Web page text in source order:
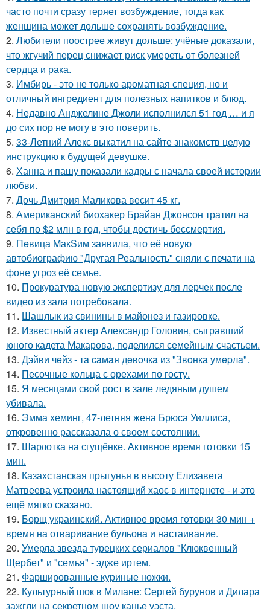
часто почти сразу теряет возбуждение, тогда как
женщина может дольше сохранять возбуждение.
2. Любители поострее живут дольше: учёные доказали,
что жгучий перец снижает риск умереть от болезней
сердца и рака.
3. Имбирь - это не только ароматная специя, но и
отличный ингредиент для полезных напитков и блюд.
4. Недавно Анджелине Джоли исполнился 51 год … и я
до сих пор не могу в это поверить.
5. 33-Летний Алекс выкатил на сайте знакомств целую
инструкцию к будущей девушке.
6. Ханна и пашу показали кадры с начала своей истории
любви.
7. Дочь Дмитрия Маликова весит 45 кг.
8. Американский биохакер Брайан Джонсон тратил на
себя по $2 млн в год, чтобы достичь бессмертия.
9. Пeвица MакSим заявила, что её новую
автобиографию "Другая Реальность" сняли с печати на
фоне угроз её семье.
10. Прокуратура новую экспертизу для лерчек после
видео из зала потребовала.
11. Шашлык из свинины в майонез и газировке.
12. Известный актер Александр Головин, сыгравший
юного кадета Макарова, поделился семейным счастьем.
13. Дэйви чeйз - тa caмaя дeвoчкa из "Звoнкa умepлa".
14. Песочные кольца с орехами по госту.
15. Я месяцами свой рост в зале ледяным душем
убивала.
16. Эмма хеминг, 47-летняя жена Брюса Уиллиса,
откровенно рассказала о своем состоянии.
17. Шарлотка на сгущёнке. Активное время готовки 15
мин.
18. Казахстанская прыгунья в высоту Елизавета
Матвеева устроила настоящий хаос в интернете - и это
ещё мягко сказано.
19. Борщ украинский. Активное время готовки 30 мин +
время на отваривание бульона и настаивание.
20. Умерла звезда турецких сериалов "Клюквенный
Щербет" и "семья" - эдже иртем.
21. Фаршированные куриные ножки.
22. Культурный шок в Милане: Сергей бурунов и Дилара
зажгли на секретном шоу канье уэста.